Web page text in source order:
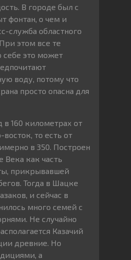
В городе был с
фонтан, о чем и
служба областного
этом все те
себе это может
воду, потому что
просто опасна для
160 километрах от
то есть от
в 350. Построен
Века как часть
прикрывавшей
Тогда в Шацке
и сейчас в
много семей с
Не случайно
Казачий
древние. Но
а